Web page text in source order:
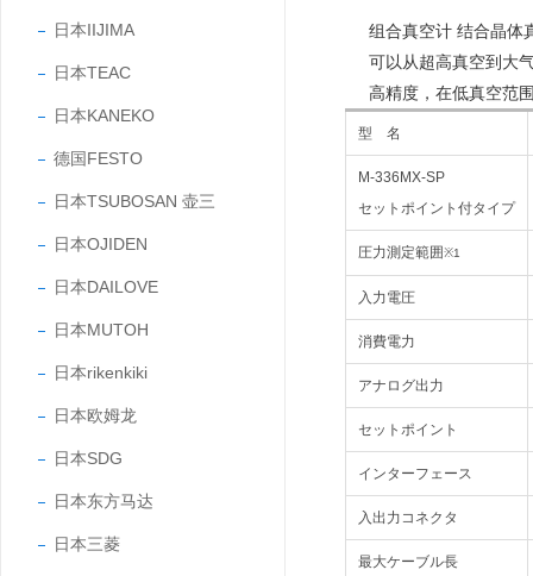
日本IIJIMA
日本TEAC
日本KANEKO
德国FESTO
日本TSUBOSAN 壶三
日本OJIDEN
日本DAILOVE
日本MUTOH
日本rikenkiki
日本欧姆龙
日本SDG
日本东方马达
日本三菱
组合真空计 结合晶体
可以从超高真空到大
高精度，在低真空范
型 名
M-336MX-SP
セットポイント付タイプ
圧力測定範囲※1
入力電圧
消費電力
アナログ出力
セットポイント
インターフェース
入出力コネクタ
最大ケーブル長